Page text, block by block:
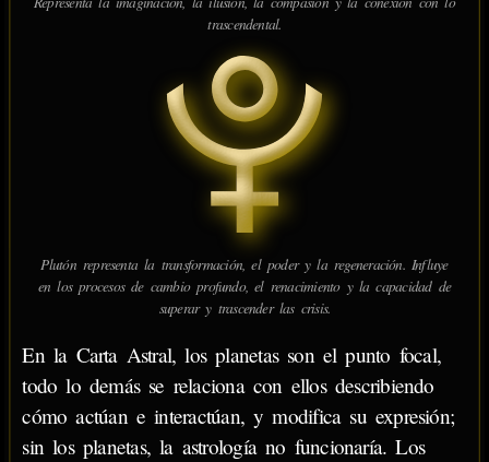
trascendental.
Plutón representa la transformación, el poder y la regeneración. Influye
en los procesos de cambio profundo, el renacimiento y la capacidad de
superar y trascender las crisis.
En la Carta Astral, los planetas son el punto focal,
todo lo demás se relaciona con ellos describiendo
cómo actúan e interactúan, y modifica su expresión;
sin los planetas, la astrología no funcionaría. Los